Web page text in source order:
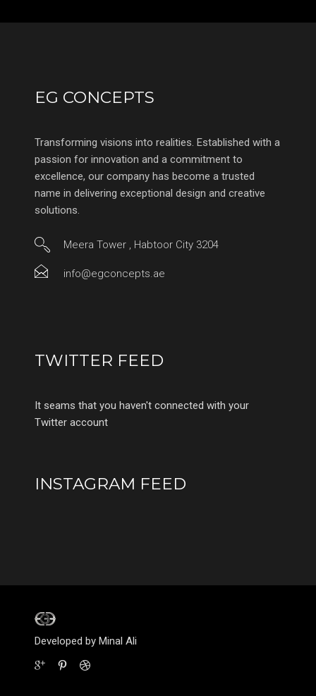
EG CONCEPTS
Transforming visions into realities. Established with a
passion for innovation and a commitment to
excellence, our company has become a trusted
name in delivering exceptional design and creative
solutions.
Meera Tower , Habtoor City 3204
info@egconcepts.ae
TWITTER FEED
It seams that you haven't connected with your
Twitter account
INSTAGRAM FEED
Developed by Minal Ali